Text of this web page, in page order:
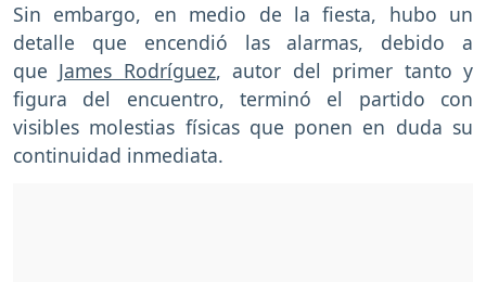
Sin embargo, en medio de la fiesta, hubo un
detalle que encendió las alarmas, debido a
que James Rodríguez, autor del primer tanto y
figura del encuentro, terminó el partido con
visibles molestias físicas que ponen en duda su
continuidad inmediata.